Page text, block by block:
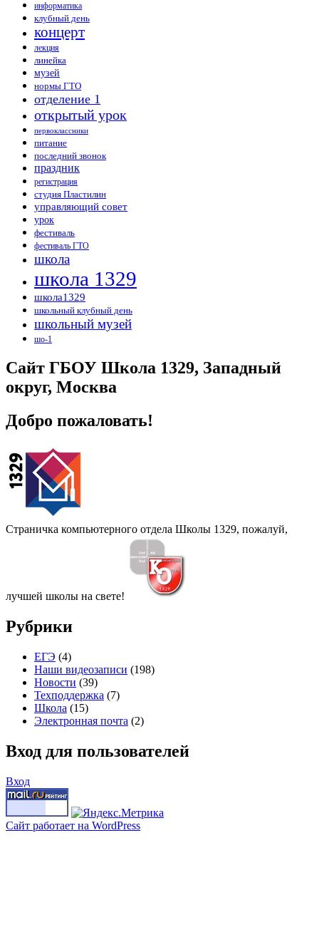
информатика
клубный день
концерт
лекция
линейка
музей
нормы ГТО
отделение 1
открытый урок
первоклассники
питание
последний звонок
праздник
регистрация
студия Пластилин
управляющий совет
урок
фестиваль
фестиваль ГТО
школа
школа 1329
школа1329
школьный клубный день
школьный музей
шо-1
Сайт ГБОУ Школа 1329, Западный
округ, Москва
Добро пожаловать!
Страничка компьютерного отдела Школы 1329, пожалуй,
лучшей школы на свете!
Рубрики
ЕГЭ (4)
Наши видеозаписи (198)
Новости (39)
Техподдержка (7)
Школа (15)
Электронная почта (2)
Вход для пользователей
Вход
Сайт работает на WordPress